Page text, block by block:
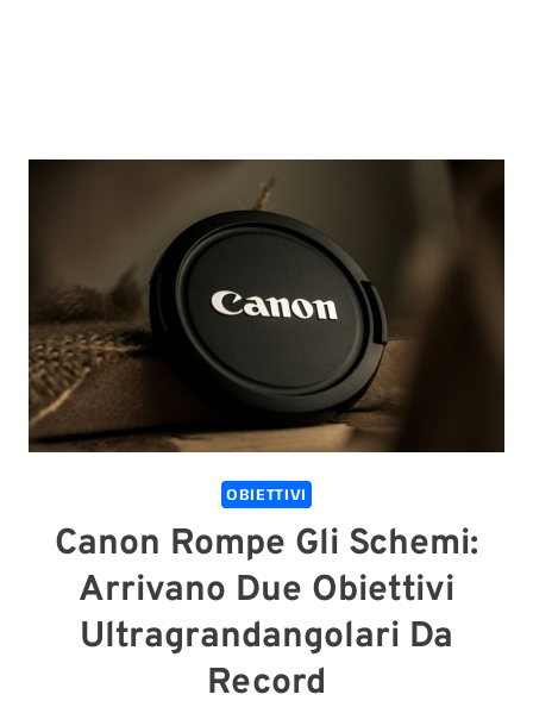
OBIETTIVI
Canon Rompe Gli Schemi:
Arrivano Due Obiettivi
Ultragrandangolari Da
Record